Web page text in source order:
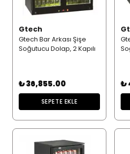
Gtech
Gtech Bar Arkası Şişe
Soğutucu Dolap, 2 Kapılı
₺ 36,855.00
SEPETE EKLE
₺